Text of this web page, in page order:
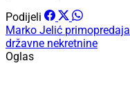
Podijeli
Marko Jelić primopredaja
državne nekretnine
Oglas